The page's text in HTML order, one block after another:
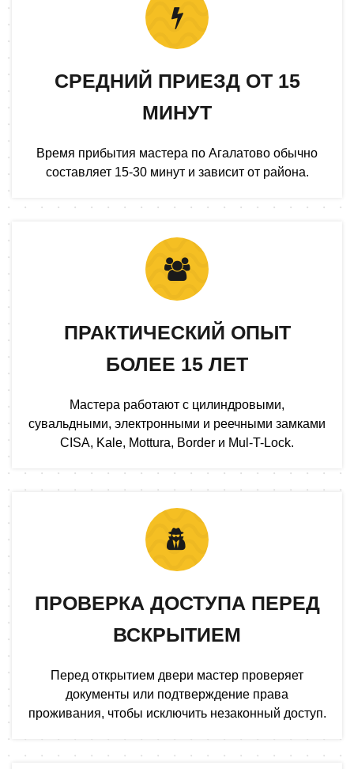
СРЕДНИЙ ПРИЕЗД ОТ 15
МИНУТ
Время прибытия мастера по Агалатово обычно
составляет 15-30 минут и зависит от района.
ПРАКТИЧЕСКИЙ ОПЫТ
БОЛЕЕ 15 ЛЕТ
Мастера работают с цилиндровыми,
сувальдными, электронными и реечными замками
CISA, Kale, Mottura, Border и Mul-T-Lock.
ПРОВЕРКА ДОСТУПА ПЕРЕД
ВСКРЫТИЕМ
Перед открытием двери мастер проверяет
документы или подтверждение права
проживания, чтобы исключить незаконный доступ.